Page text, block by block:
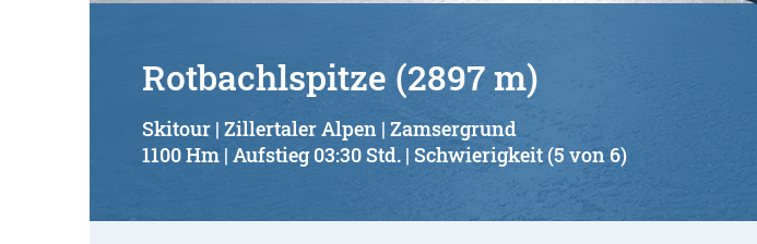
Rotbachlspitze (2897 m)
Skitour | Zillertaler Alpen | Zamsergrund
1100 Hm | Aufstieg 03:30 Std. | Schwierigkeit (5 von 6)